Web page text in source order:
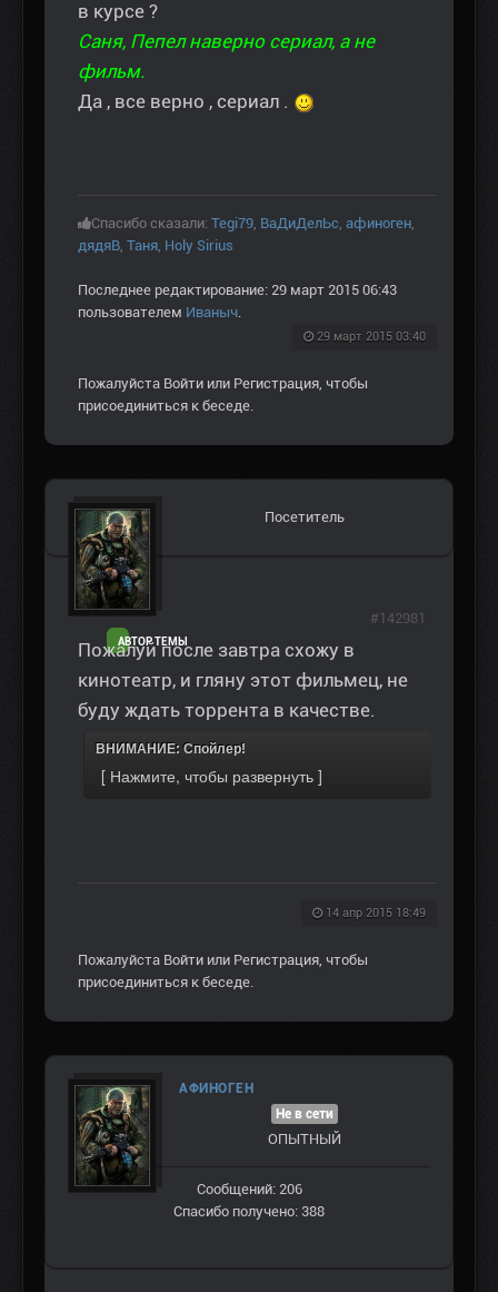
в курсе ?
Саня, Пепел наверно сериал, а не
фильм.
Да , все верно , сериал .
Спасибо сказали: Tegi79 ВаДиДелЬс афиноген
дядяВ Таня Holy Sirius
Последнее редактирование: 29 март 2015 06:43
пользователем Иваныч
29 март 2015 03:40
Пожалуйста Войти или Регистрация , чтобы
присоединиться к беседе.
АВТОР ТЕМЫ
Посетитель
Пожалуй после завтра схожу в
кинотеатр, и гляну этот фильмец, не
буду ждать торрента в качестве.
ВНИМАНИЕ: Спойлер!
14 апр 2015 18:49
#142981
Пожалуйста Войти или Регистрация , чтобы
присоединиться к беседе.
АФИНОГЕН
Не в сети
ОПЫТНЫЙ
Сообщений: 206
Спасибо получено: 388